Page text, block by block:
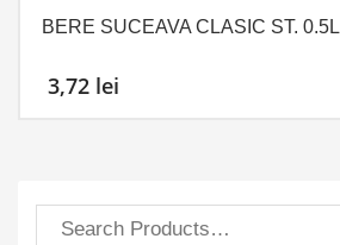
BERE SUCEAVA CLASIC ST. 0.5L
3,72 lei